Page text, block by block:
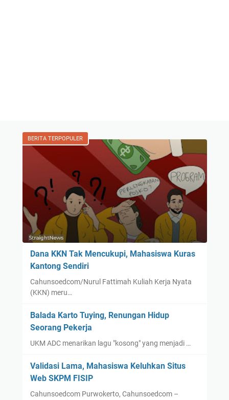
BERITA TERPOPULER
Dana KKN Tak Mencukupi, Mahasiswa Kuras
Kantong Sendiri
Cahunsoedcom/Nurul Fattimah Kuliah Kerja Nyata
(KKN) meru…
Balada Karto Tuying, Renungan Hidup
Seorang Pekerja
UKM ADC menarikan lagu "kosong" yang menjadi …
Validasi Lama, Mahasiswa Keluhkan Situs
Web SKPM FISIP
Cahunsoedcom Purwokerto, Cahunsoedcom –